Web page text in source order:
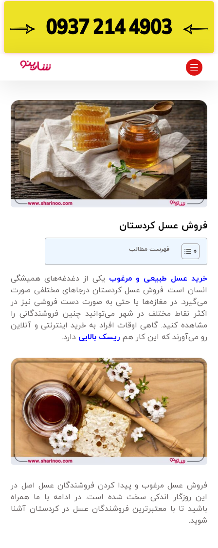
فروش عسل کردستان
فهرست مطالب
خرید عسل طبیعی و مرغوب یکی از دغدغه‌های همیشگی
انسان است. فروش عسل کردستان درجاهای مختلفی صورت
می‌گیرد. در مغازه‌ها یا حتی به‌ صورت دست ‌فروشی نیز در
اکثر نقاط مختلف در شهر می‌توانید چنین فروشندگانی را
مشاهده کنید. گاهی اوقات افراد به خرید اینترنتی و آنلاین
رو می‌آورند که این کار همریسک بالایی دارد.
فروش عسل مرغوب و پیدا کردن فروشندگان عسل اصل در
این روزگار اندکی سخت شده است. در ادامه با ما همراه
باشید تا با معتبرترین فروشندگان عسل در کردستان آشنا
شوید.